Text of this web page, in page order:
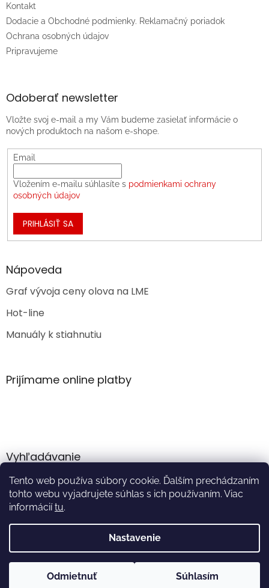
Tento web používa súbory cookie. Ďalším prechádzaním
tohto webu vyjadrujete súhlas s ich používaním. Viac
informáciítu.
Nastavenie
Odmietnuť Súhlasím
Kontakt
Dodacie a Obchodné podmienky. Reklamačný poriadok
Ochrana osobných údajov
Pripravujeme
Odoberať newsletter
Vložte svoj e-mail a my Vám budeme zasielať informácie o
nových produktoch na našom e-shope.
Email
Vložením e-mailu súhlasíte s podmienkami ochrany
osobných údajov
PRIHLÁSIŤ SA
Nápoveda
Graf vývoja ceny olova na LME
Hot-line
Manuály k stiahnutiu
Prijímame online platby
Vyhľadávanie
HĽADAŤ
Vytvoril Shoptet
Copyright 2026Akumulator.sk . Všetky práva vyhradené.